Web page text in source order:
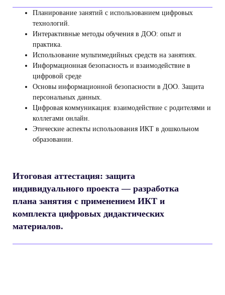
Планирование занятий с использованием цифровых
технологий.
Интерактивные методы обучения в ДОО: опыт и
практика.
Использование мультимедийных средств на занятиях.
Информационная безопасность и взаимодействие в
цифровой среде
Основы информационной безопасности в ДОО. Защита
персональных данных.
Цифровая коммуникация: взаимодействие с родителями и
коллегами онлайн.
Этические аспекты использования ИКТ в дошкольном
образовании.
Итоговая аттестация: защита
индивидуального проекта — разработка
плана занятия с применением ИКТ и
комплекта цифровых дидактических
материалов.